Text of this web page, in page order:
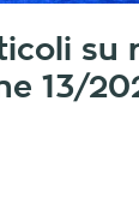
su
13/